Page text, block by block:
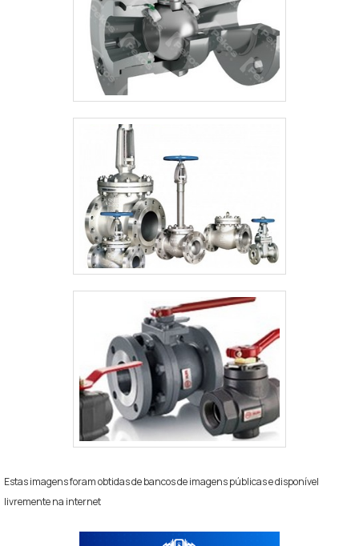
Estas imagens foram obtidas de bancos de imagens públicas e disponível
livremente na internet